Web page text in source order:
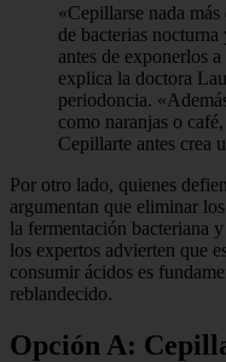
«Cepillarse nada
de bacterias
antes de exponerlos
explica la doctora
periodoncia.
como naranjas o
Cepillarte antes crea
Por otro lado, quienes
argumentan que eliminar
la fermentación bacteriana
los expertos advierten que
consumir ácidos es
reblandecido.
Opción A: